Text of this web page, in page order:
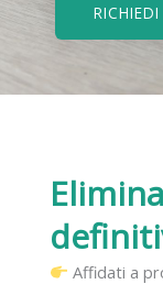
Affidati a